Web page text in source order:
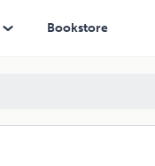
Bookstore